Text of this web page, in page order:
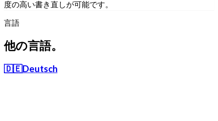
度の高い書き直しが可能です。
言語
他の言語。
🇩🇪Deutsch